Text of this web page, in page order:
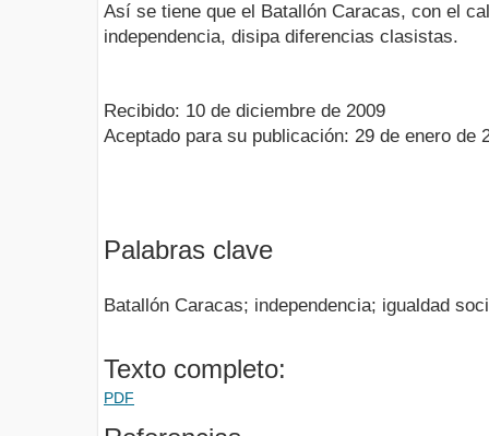
Así se tiene que el Batallón Caracas, con el
independencia, disipa diferencias clasistas.
Recibido: 10 de diciembre de 2009
Aceptado para su publicación: 29 de enero de
Palabras clave
Batallón Caracas; independencia; igualdad
Texto completo:
PDF